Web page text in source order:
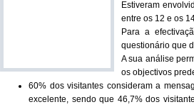
Estiveram
entre os 12 e os
Para a
questionário que
A sua análise
os objectivos
60% dos visitantes consideram a
excelente, sendo que 46,7% dos